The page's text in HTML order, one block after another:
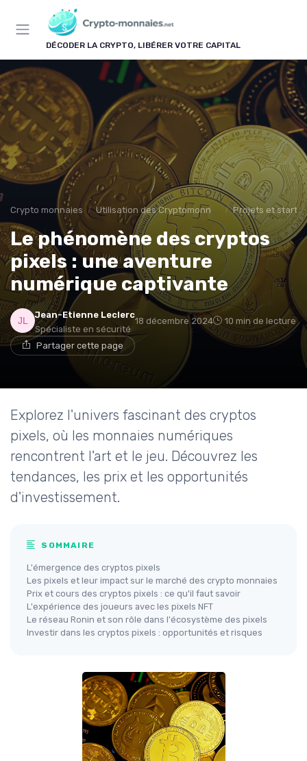
DÉCODER LA CRYPTO, LIBÉRER VOTRE CAPITAL
Crypto monnaies Utilisation des Cryptomonnaies Projets et start-
Le phénomène des cryptos
pixels : une aventure
numérique captivante
Jean-Etienne Leclerc
Spécialiste en sécurité
18 décembre 2024 10 min de lecture
Partager cette page
Explorez l'univers fascinant des cryptos
pixels, où les monnaies numériques
rencontrent l'art et le jeu. Découvrez les
tendances, les prix et les opportunités
d'investissement.
SOMMAIRE
L'émergence des cryptos pixels
Les pixels et leur impact sur le marché des crypto monnaies
Prix et cours des cryptos pixels : ce qu'il faut savoir
L'expérience des joueurs avec les pixels NFT
Le réseau Ronin et son rôle dans l'écosystème des pixels
Investir dans les cryptos pixels : opportunités et risques
Panneau de gestion des cookies